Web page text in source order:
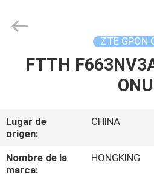
HOGAR
SOBRE
NOSOTROS
LIMITED.
Reserved.
ZTE GPON
FTTH
ONU
Lugar de
origen:
CHINA
Nombre de la
marca:
HONGKING